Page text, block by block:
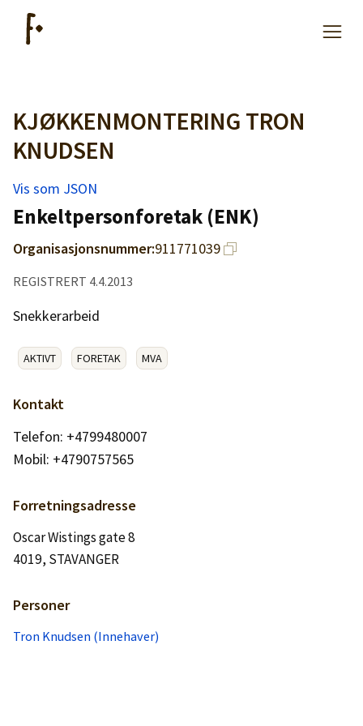
Artikler
Hjelp
Kjøpe lister
Priser
Logg inn
Lag konto
KJØKKENMONTERING TRON
KNUDSEN
Vis som JSON
Enkeltpersonforetak (ENK)
Organisasjonsnummer:911771039
REGISTRERT 4.4.2013
Snekkerarbeid
AKTIVT FORETAK MVA
Kontakt
Telefon: +4799480007
Mobil: +4790757565
Forretningsadresse
Oscar Wistings gate 8
4019, STAVANGER
Personer
Tron Knudsen (Innehaver)